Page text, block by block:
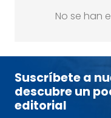
No se han
Suscríbete a
descubre un
editorial